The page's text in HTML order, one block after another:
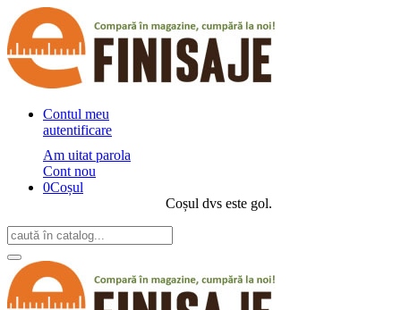
Contul meu
autentificare
Am uitat parola
Cont nou
0Coșul
Coșul dvs este gol.